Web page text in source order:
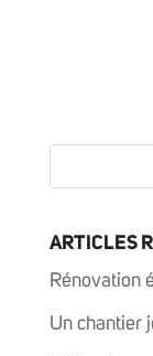
ARTICLES
Rénovation
Un chantier